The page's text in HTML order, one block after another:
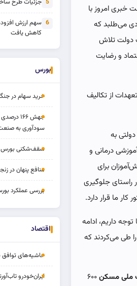
امروز با
می‌طلبد که
دولت تلاش
و رضایت
این تعهدات از تکالیف
هفته دولتی به
درمانی و
برای
راستای جلوگیری
ما قرار دارد.
داریم، ادامه
طی می‌کردند که
ملی مسکن۶۰۰
5
6 سهم ارزش
کاهش یافت
بورس
خرید سهام در
جهش ۱۶۶
سودآوری به
سقف‌شکنی بورس
منافع پنهان در
بررسی عملکرد بورس ۱۴
اقتصاد
حاشیه‌های توافق
ایران‌خودرو